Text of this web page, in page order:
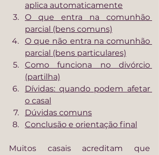
aplica automaticamente
O que entra na comunhão
parcial (bens comuns)
O que não entra na comunhão
parcial (bens particulares)
Como funciona no divórcio
(partilha)
Dívidas: quando podem afetar
o casal
Dúvidas comuns
Conclusão e orientação final
Muitos casais acreditam que